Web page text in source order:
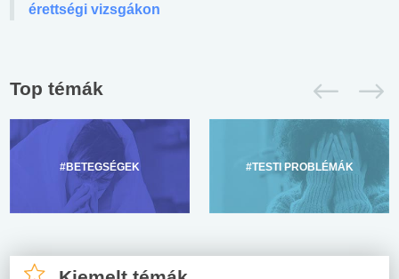
érettségi vizsgákon
Top témák
#BETEGSÉGEK #TESTI PROBLÉMÁK